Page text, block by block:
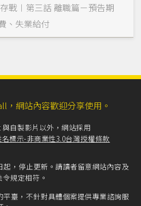
戰︱第三話 離職篇－預告期
、失業給付
，網站內容歡迎分享使用。
自製影片以外，網站採用
名標示-非商業性3.0台灣授權條款
起，停止更新。請讀者留意網站內容及
規定相符。
平臺，不針對具體個案提供專業諮詢服